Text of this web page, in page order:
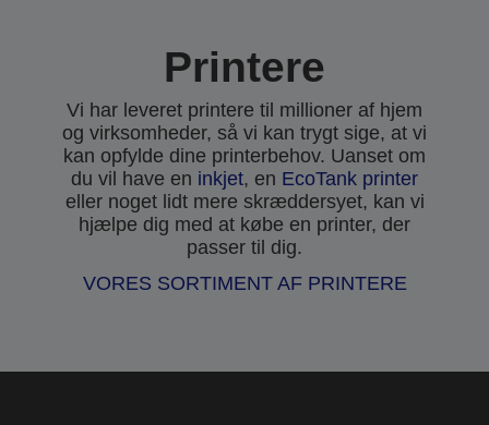
Printere
Vi har leveret printere til millioner af hjem
og virksomheder, så vi kan trygt sige, at vi
kan opfylde dine printerbehov. Uanset om
du vil have en inkjet, en EcoTank printer
eller noget lidt mere skræddersyet, kan vi
hjælpe dig med at købe en printer, der
passer til dig.
VORES SORTIMENT AF PRINTERE